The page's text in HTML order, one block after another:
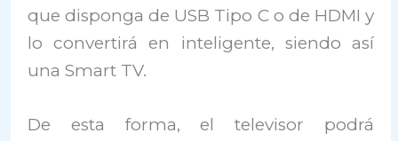
que disponga de USB Tipo C o de HDMI y
lo convertirá en inteligente, siendo así
una Smart TV.
De esta forma, el televisor podrá